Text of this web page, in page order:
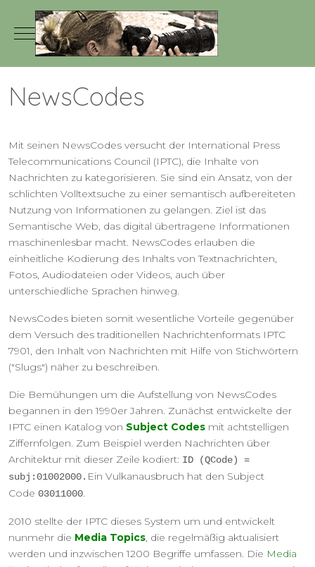
Mobile Menu Toggle
NewsCodes
Mit seinen NewsCodes versucht der International Press
Telecommunications Council (IPTC), die Inhalte von
Nachrichten zu kategorisieren. Sie sind ein Ansatz, von der
schlichten Volltextsuche zu einer semantisch aufbereiteten
Nutzung von Informationen zu gelangen. Ziel ist das
Semantische Web, das digital übertragene Informationen
maschinenlesbar macht. NewsCodes erlauben die
einheitliche Kodierung des Inhalts von Textnachrichten,
Fotos, Audiodateien oder Videos, auch über
unterschiedliche Sprachen hinweg.
NewsCodes bieten somit wesentliche Vorteile gegenüber
dem Versuch des traditionellen Nachrichtenformats IPTC
7901, den Inhalt von Nachrichten mit Hilfe von Stichwörtern
("Slugs") näher zu beschreiben.
Die Bemühungen um die Aufstellung von NewsCodes
begannen in den 1990er Jahren. Zunächst entwickelte der
IPTC einen Katalog von Subject Codes mit achtstelligen
Ziffernfolgen. Zum Beispiel werden Nachrichten über
Architektur mit dieser Zeile kodiert: ID (QCode) =
subj:01002000. Ein Vulkanausbruch hat den Subject
Code 03011000.
2010 stellte der IPTC dieses System um und entwickelt
nunmehr die Media Topics, die regelmäßig aktualisiert
werden und inzwischen 1200 Begriffe umfassen. Die Media